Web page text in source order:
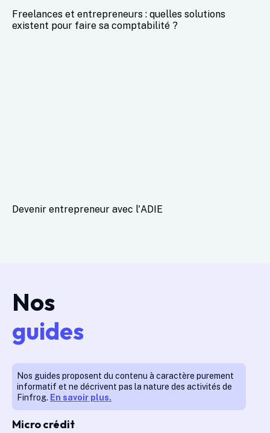
Freelances et entrepreneurs : quelles solutions
existent pour faire sa comptabilité ?
Devenir entrepreneur avec l'ADIE
Nos
guides
Nos guides proposent du contenu à caractère purement
informatif et ne décrivent pas la nature des activités de
Finfrog. En savoir plus.
Micro crédit